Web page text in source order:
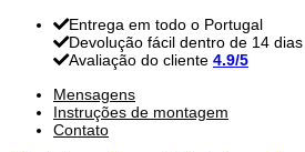
Skip
content
Entrega em todo o Portugal
Devolução fácil dentro de 14 dias
Avaliação do cliente 4.9/5
Mensagens
Instruções de montagem
Contato